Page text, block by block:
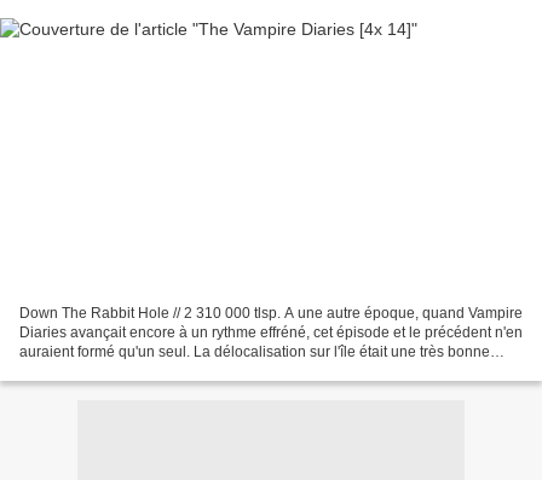
Down The Rabbit Hole // 2 310 000 tlsp. A une autre époque, quand Vampire
Diaries avançait encore à un rythme effréné, cet épisode et le précédent n'en
auraient formé qu'un seul. La délocalisation sur l'île était une très bonne